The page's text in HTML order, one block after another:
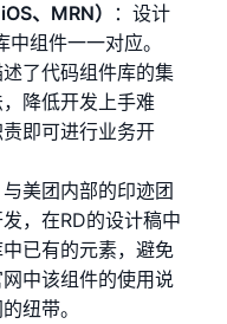
、MRN）
：设计
组件一一对应。
了代码组件库的集
降低开发上手难
即可进行业务开
与美团内部的印迹团
，在RD的设计稿中
已有的元素，避免
中该组件的使用说
纽带。